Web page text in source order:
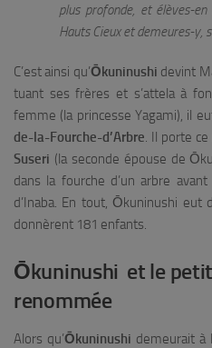
plus profonde, et élèves-
Hauts Cieux et demeures-y,
C’est ainsi qu’Ōkuninushi devint
tuant ses frères et s’attela à
femme (la princesse Yagami), il
de-la-Fourche-d’Arbre. Il porte ce
Suseri (la seconde épouse de
dans la fourche d’un arbre
d’Inaba. En tout, Ōkuninushi
donnèrent 181 enfants.
Ōkuninushi et le
renommée
Alors qu’Ōkuninushi demeurait à